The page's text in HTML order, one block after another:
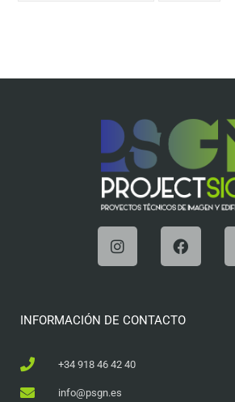
INFORMACIÓN DE CONTACTO
+34 918 46 42 40
info@psgn.es